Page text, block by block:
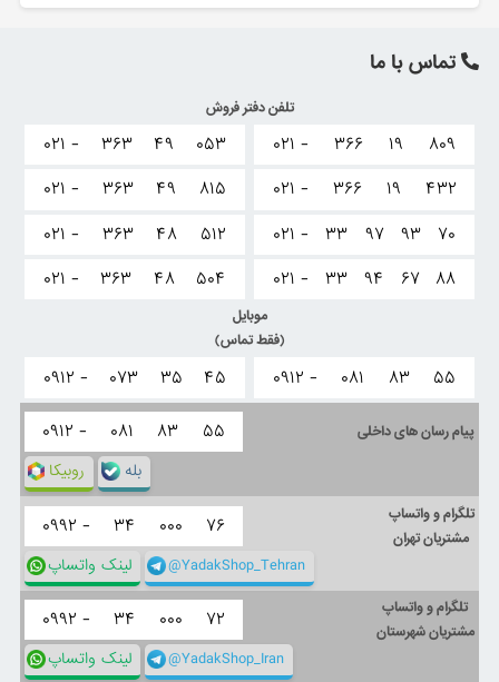
تماس با ما
تلفن دفتر فروش
۰۲۱ - ۳۶۶ ۱۹
۸۰۹
۰۲۱ -
۳۶۶ ۱۹
۴۳۲
۰۲۱ -
۳۳ ۹۷ ۹۳
۷۰
۰۲۱ -
۳۳ ۹۴ ۶۷ ۸۸
۰۲۱ - ۳۶۳ ۴۹
۰۵۳
۰۲۱ -
۳۶۳ ۴۹
۸۱۵
۰۲۱ -
۳۶۳ ۴۸
۵۱۲
۰۲۱ -
۳۶۳ ۴۸ ۵۰۴
موبایل
(فقط تماس)
۰۹۱۲ - ۰۸۱ ۸۳ ۵۵ ۰۹۱۲ - ۰۷۳ ۳۵ ۴۵
پیام رسان های داخلی ۰۹۱۲ - ۰۸۱ ۸۳ ۵۵
روبیکا بله
تلگرام و واتساپ
مشتریان تهران
۰۹۹۲ - ۳۴ ۰۰۰ ۷۶
لینک واتساپ @YadakShop_Tehran
تلگرام و واتساپ
مشتریان شهرستان
۰۹۹۲ - ۳۴ ۰۰۰ ۷۲
لینک واتساپ @YadakShop_Iran